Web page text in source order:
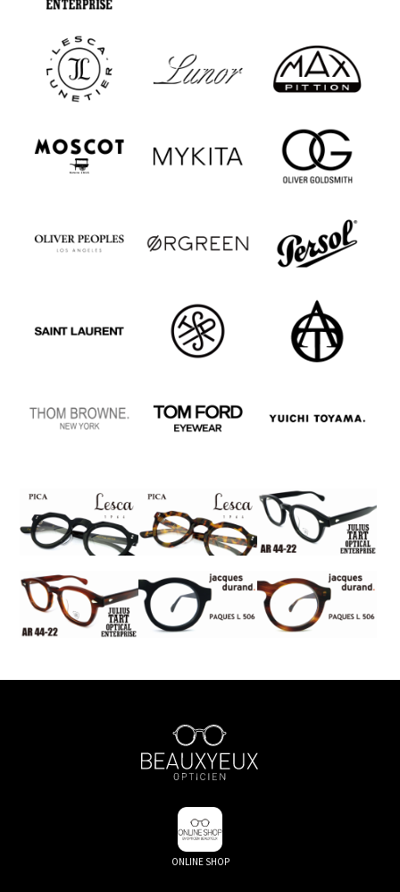
ONLINE SHOP